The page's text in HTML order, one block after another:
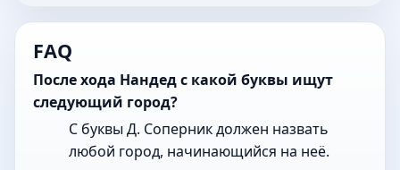
FAQ
После хода Нандед с какой буквы ищут
следующий город?
С буквы Д. Соперник должен назвать
любой город, начинающийся на неё.